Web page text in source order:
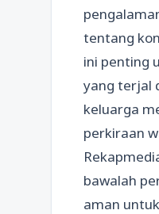
tentang
ini penting
yang terjal
keluarga
perkiraan
bawalah
aman